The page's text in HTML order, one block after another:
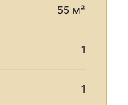
55 м²
1
1